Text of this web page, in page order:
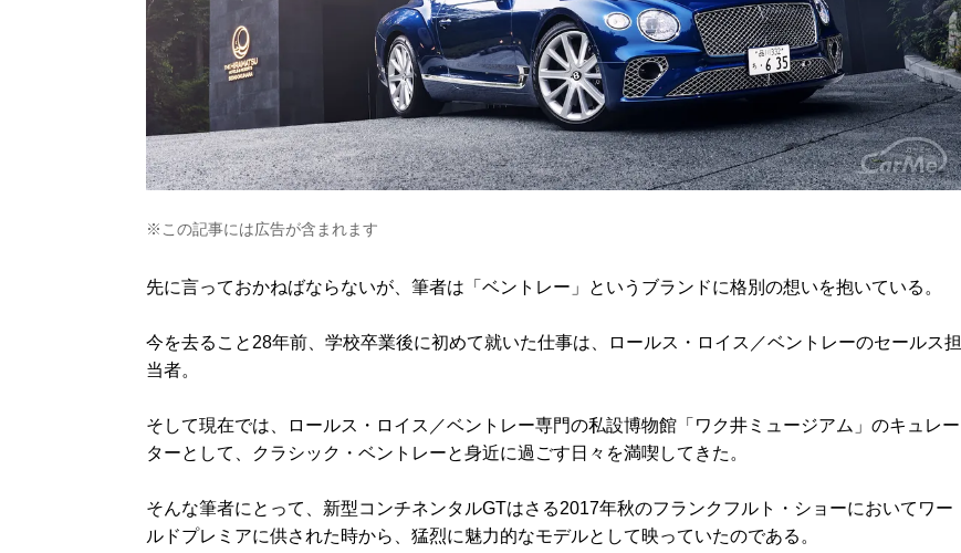
※この記事には広告が含まれます
先に言っておかねばならないが、筆者は「ベントレー」というブランドに格別の想いを抱いている。
今を去ること28年前、学校卒業後に初めて就いた仕事は、ロールス・ロイス／ベントレーのセールス担
当者。
そして現在では、ロールス・ロイス／ベントレー専門の私設博物館「ワク井ミュージアム」のキュレー
ターとして、クラシック・ベントレーと身近に過ごす日々を満喫してきた。
そんな筆者にとって、新型コンチネンタルGTはさる2017年秋のフランクフルト・ショーにおいてワー
ルドプレミアに供された時から、猛烈に魅力的なモデルとして映っていたのである。